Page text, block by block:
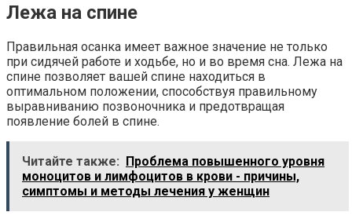
Лежа на спине
Правильная осанка имеет важное значение не только
при сидячей работе и ходьбе, но и во время сна. Лежа на
спине позволяет вашей спине находиться в
оптимальном положении, способствуя правильному
выравниванию позвоночника и предотвращая
появление болей в спине.
Читайте также: Проблема повышенного уровня
моноцитов и лимфоцитов в крови - причины,
симптомы и методы лечения у женщин